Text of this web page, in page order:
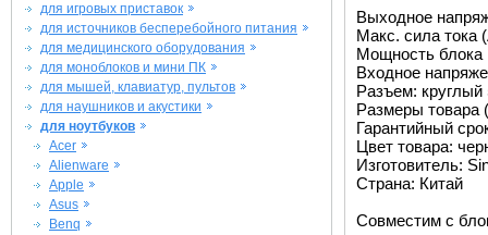
для игровых приставок
для источников бесперебойного питания
для медицинского оборудования
для моноблоков и мини ПК
для мышей, клавиатур, пультов
для наушников и акустики
для ноутбуков
Acer
Alienware
Apple
Asus
Benq
Выходное
Макс. сила тока
Мощность блока
Входное
Разъем: круглый
Размеры товара
Гарантийный
Цвет товара:
Изготовитель:
Страна: Китай
Совместим с